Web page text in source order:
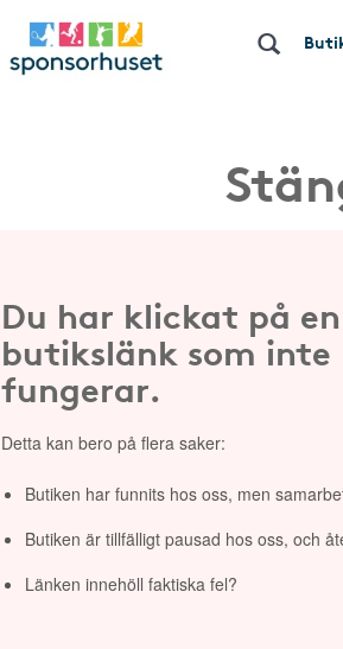
Du har klickat på en
butikslänk som inte
fungerar.
Detta kan bero på flera saker:
Butiken har funnits hos oss, men
Butiken är tillfälligt pausad hos oss, och
Länken innehöll faktiska fel?